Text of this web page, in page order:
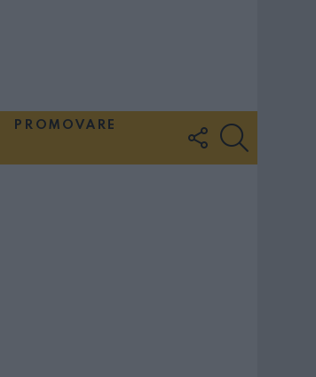
PROMOVARE
FOLLOW
US